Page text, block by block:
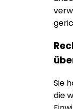
Sie
die